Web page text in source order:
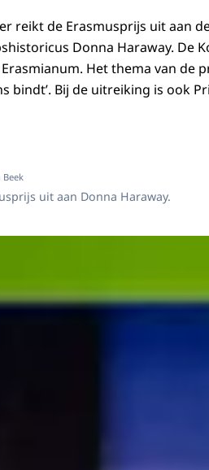
reikt de Erasmusprijs uit aan
Donna Haraway. De
Het thema van de
bindt’. Bij de uitreiking is ook
Erasmusprijs uit aan Donna Haraway
Beek
uit aan Donna Haraway.